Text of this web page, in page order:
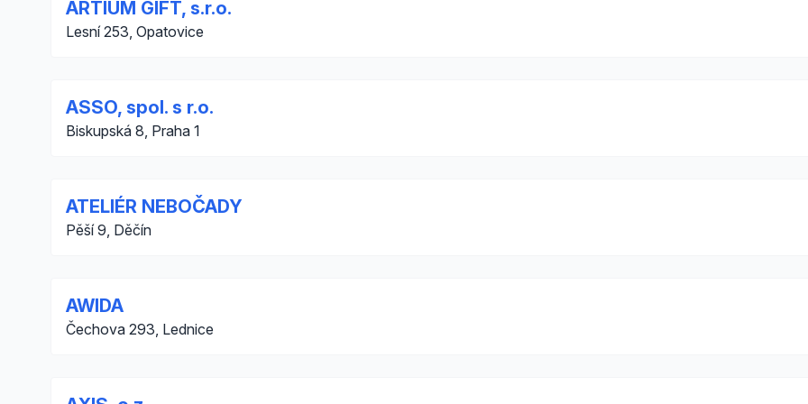
ARTIUM GIFT, s.r.o.
Lesní 253, Opatovice
ASSO, spol. s r.o.
Biskupská 8, Praha 1
ATELIÉR NEBOČADY
Pěší 9, Děčín
AWIDA
Čechova 293, Lednice